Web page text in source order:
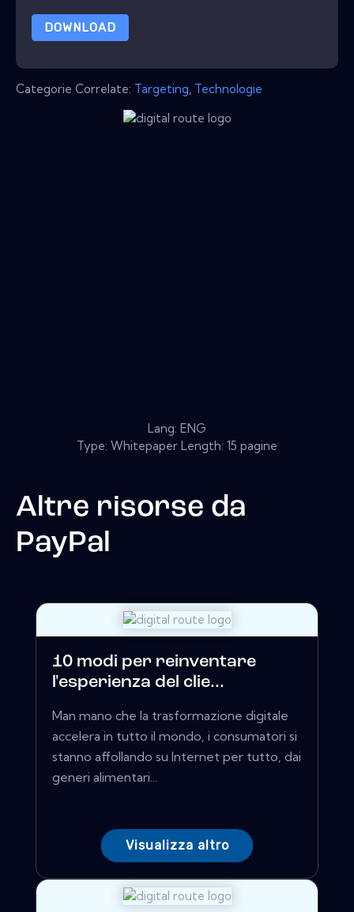
DOWNLOAD
Categorie Correlate: Targeting Technologie
Lang: ENG
Type: Whitepaper Length: 15 pagine
Altre risorse da
PayPal
10 modi per reinventare
l'esperienza del clie...
Man mano che la trasformazione digitale
accelera in tutto il mondo, i consumatori si
stanno affollando su Internet per tutto, dai
generi alimentari...
Visualizza altro